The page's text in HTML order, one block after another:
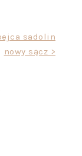
sadolin
nowy sącz >